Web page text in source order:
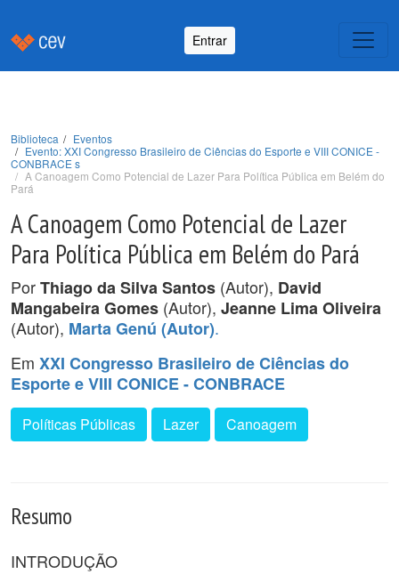
Entrar
Biblioteca
Eventos
Evento: XXI Congresso Brasileiro de Ciências do Esporte e VIII CONICE -
CONBRACE s
A Canoagem Como Potencial de Lazer Para Política Pública em Belém do
Pará
A Canoagem Como Potencial de Lazer
Para Política Pública em Belém do Pará
PorThiago da Silva Santos (Autor), David
Mangabeira Gomes (Autor), Jeanne Lima Oliveira
(Autor), Marta Genú (Autor).
Em XXI Congresso Brasileiro de Ciências do
Esporte e VIII CONICE - CONBRACE
Políticas Públicas Lazer Canoagem
Resumo
INTRODUÇÃO